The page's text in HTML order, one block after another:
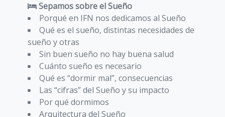
Sepamos sobre el Sueño
Porqué en IFN nos dedicamos al Sueño
Qué es el sueño, distintas necesidades de
sueño y otras
Sin buen sueño no hay buena salud
Cuánto sueño es necesario
Qué es “dormir mal”, consecuencias
Las “cifras” del Sueño y su impacto
Por qué dormimos
Arquitectura del Sueño